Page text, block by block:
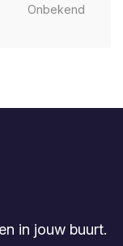
Onbekend
in jouw buurt.